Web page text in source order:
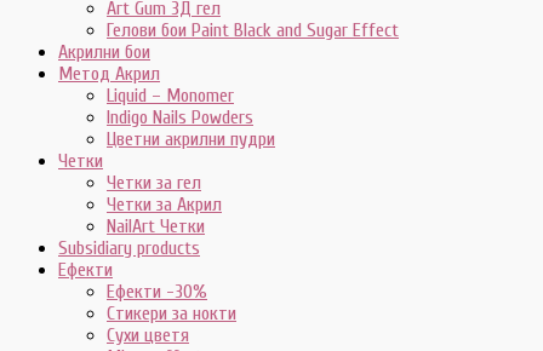
Art Gum 3Д гел
Гелови бои Paint Black and Sugar Effect
Акрилни бои
Метод Акрил
Liquid – Monomer
Indigo Nails Powders
Цветни акрилни пудри
Четки
Четки за гел
Четки за Акрил
NailArt Четки
Subsidiary products
Ефекти
Ефекти -30%
Стикери за нокти
Сухи цветя